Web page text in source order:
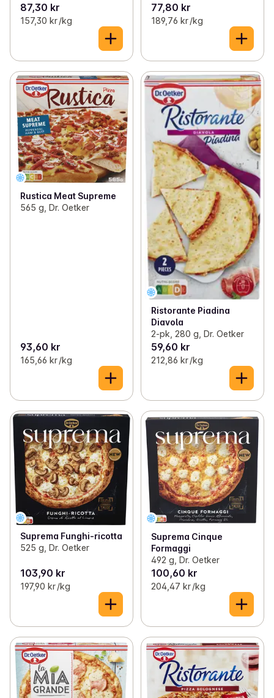
87,30 kr
157,30 kr /kg
77,80 kr
189,76 kr /kg
Rustica Meat Supreme
565 g, Dr. Oetker
93,60 kr
165,66 kr /kg
Ristorante Piadina
Diavola
2-pk, 280 g, Dr. Oetker
59,60 kr
212,86 kr /kg
Suprema Funghi-ricotta
525 g, Dr. Oetker
103,90 kr
197,90 kr /kg
Suprema Cinque
Formaggi
492 g, Dr. Oetker
100,60 kr
204,47 kr /kg